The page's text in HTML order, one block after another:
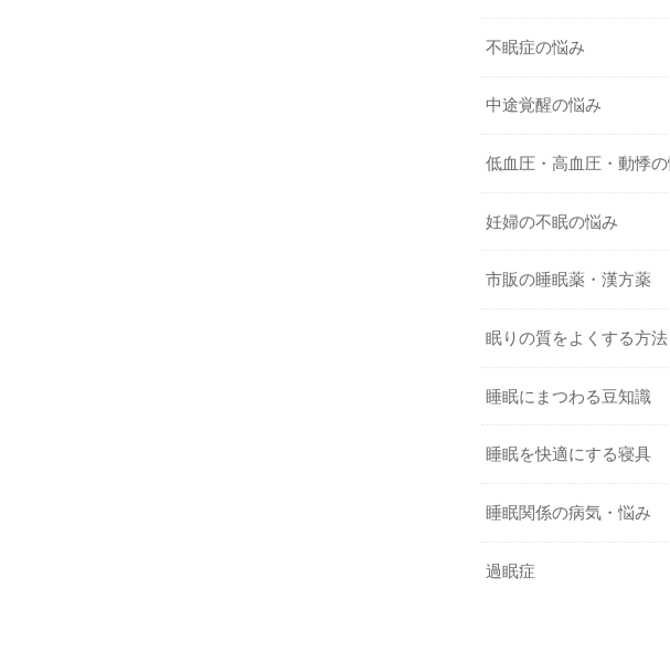
不眠症の悩み
中途覚醒の悩み
低血圧・高血圧・動悸
妊婦の不眠の悩み
市販の睡眠薬・漢方薬
眠りの質をよくする方法
睡眠にまつわる豆知識
睡眠を快適にする寝具
睡眠関係の病気・悩み
過眠症